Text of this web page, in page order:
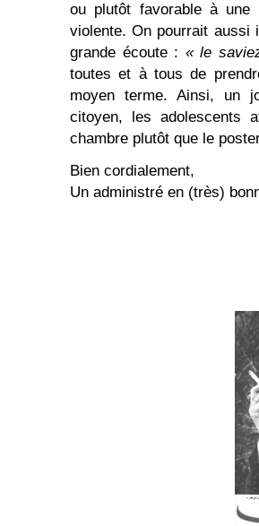
ou plutôt favorable à
violente. On pourrait aussi
grande écoute : « le
toutes et à tous de
moyen terme. Ainsi, un
citoyen, les adolescents
chambre plutôt que le
Bien cordialement,
Un administré en (très)